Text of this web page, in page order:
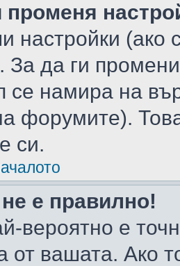
променя
настройки (ако
За да ги
се намира на
форумите).
си.
е правилно!
вероятно е
от вашата. Ако